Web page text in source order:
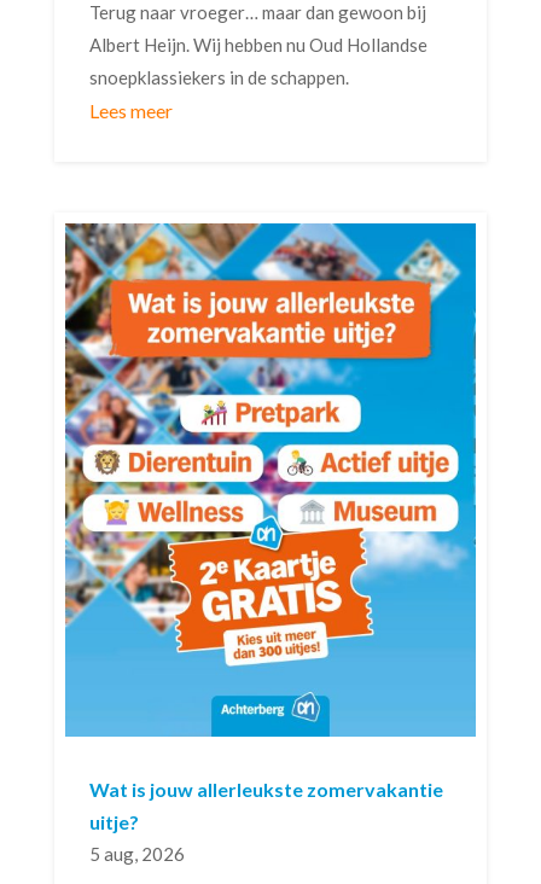
Terug naar vroeger… maar dan gewoon bij
Albert Heijn. Wij hebben nu Oud Hollandse
snoepklassiekers in de schappen.
Lees meer
Wat is jouw allerleukste zomervakantie
uitje?
5 aug, 2026